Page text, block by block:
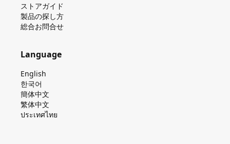
ストアガイド
製品の探し⽅
総合お問合せ
Language
English
한국어
簡体中文
繁体中文
ประเทศไทย